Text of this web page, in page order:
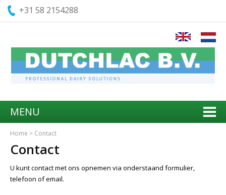
+31 58 2154288
MENU
Home > Contact
Contact
U kunt contact met ons opnemen via onderstaand formulier,
telefoon of email.